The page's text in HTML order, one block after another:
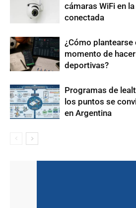
cámaras WiFi en
conectada
¿Cómo plantearse
momento de
deportivas?
Programas de
los puntos se
en Argentina